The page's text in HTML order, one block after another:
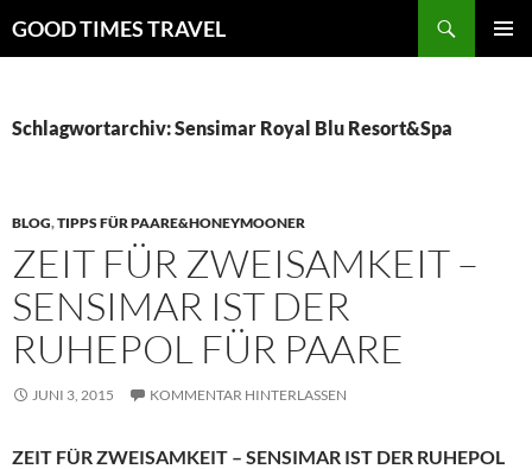
Inhalt
GOOD TIMES TRAVEL
Schlagwortarchiv: Sensimar Royal Blu Resort&Spa
BLOG,TIPPS FÜR PAARE&HONEYMOONER
ZEIT FÜR ZWEISAMKEIT –
SENSIMAR IST DER
RUHEPOL FÜR PAARE
JUNI 3, 2015 KOMMENTAR HINTERLASSEN
ZEIT FÜR ZWEISAMKEIT – SENSIMAR IST DER RUHEPOL